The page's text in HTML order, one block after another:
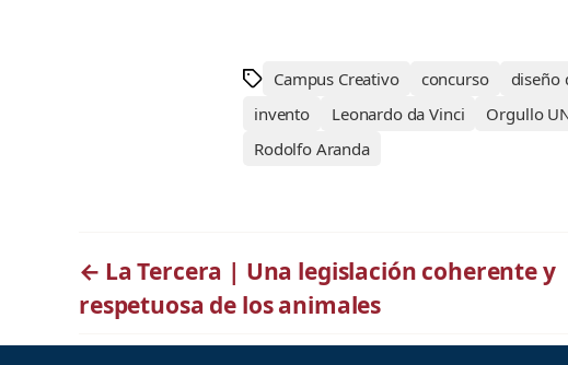
Campus Creativo concurso
diseño
invento
Leonardo da Vinci Orgullo
Rodolfo Aranda
← La Tercera | Una legislación coherente y
respetuosa de los animales